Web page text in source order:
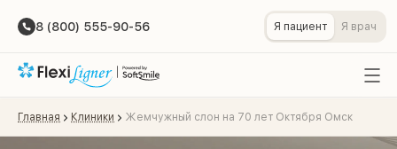
8 (800) 555-90-56 Я пациент Я врач
Главная Клиники Жемчужный слон на 70 лет Октября Омск